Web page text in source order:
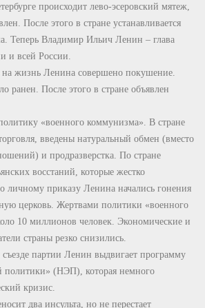
происходит лево-эсеровский мятеж,
После этого в стране устанавливается
Теперь Владимир Ильич Ленин – глава
и всей России.
на жизнь Ленина совершено покушение.
ранен. После этого в стране объявлен
«военного коммунизма». В стране
введены натуральный обмен (вместо
и продразверстка. По стране
восстаний, которые жестко
личному приказу Ленина начались гонения
церковь. Жертвами политики «военного
10 миллионов человек. Экономические и
страны резко снизились.
партии Ленин выдвигает программу
политики» (НЭП), которая немного
кризис.
два инсульта, но не перестает